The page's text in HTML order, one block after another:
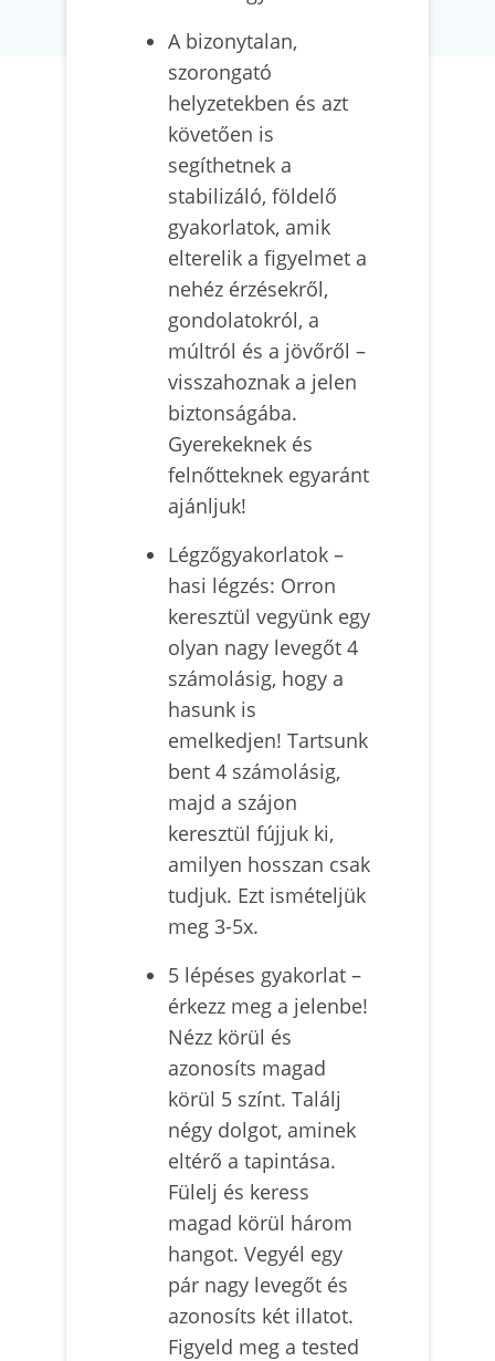
A bizonytalan,
szorongató
helyzetekben és azt
követően is
segíthetnek a
stabilizáló, földelő
gyakorlatok, amik
elterelik a figyelmet a
nehéz érzésekről,
gondolatokról, a
múltról és a jövőről –
visszahoznak a jelen
biztonságába.
Gyerekeknek és
felnőtteknek egyaránt
ajánljuk!
Légzőgyakorlatok –
hasi légzés: Orron
keresztül vegyünk egy
olyan nagy levegőt 4
számolásig, hogy a
hasunk is
emelkedjen! Tartsunk
bent 4 számolásig,
majd a szájon
keresztül fújjuk ki,
amilyen hosszan csak
tudjuk. Ezt ismételjük
meg 3-5x.
5 lépéses gyakorlat –
érkezz meg a jelenbe!
Nézz körül és
azonosíts magad
körül 5 színt. Találj
négy dolgot, aminek
eltérő a tapintása.
Fülelj és keress
magad körül három
hangot. Vegyél egy
pár nagy levegőt és
azonosíts két illatot.
Figyeld meg a tested